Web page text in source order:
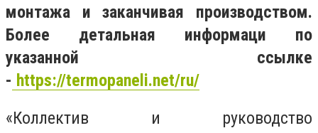
монтажа и заканчивая производством.
Более детальная информаци по
указанной ссылке
- https://termopaneli.net/ru/
«Коллектив и руководство